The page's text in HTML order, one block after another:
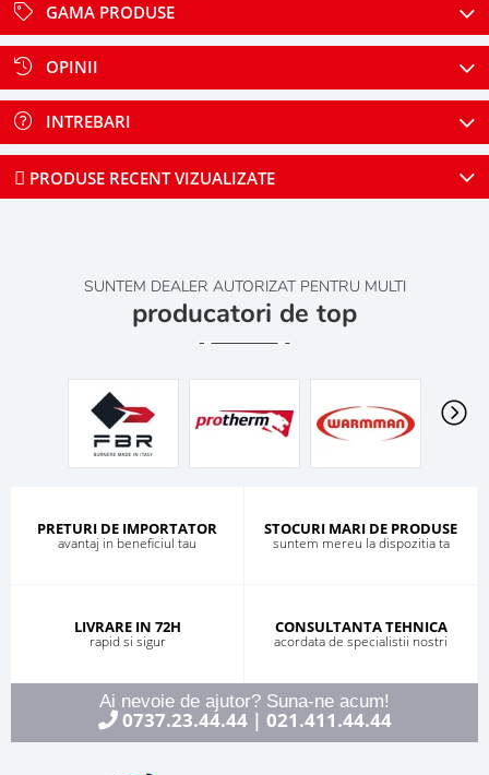
GAMA PRODUSE
OPINII
INTREBARI
PRODUSE RECENT VIZUALIZATE
SUNTEM DEALER AUTORIZAT PENTRU MULTI
producatori de top
PRETURI DE IMPORTATOR
avantaj in beneficiul tau
STOCURI MARI DE PRODUSE
suntem mereu la dispozitia ta
LIVRARE IN 72H
rapid si sigur
CONSULTANTA TEHNICA
acordata de specialistii nostri
Ai nevoie de ajutor? Suna-ne acum!
0737.23.44.44| 021.411.44.44